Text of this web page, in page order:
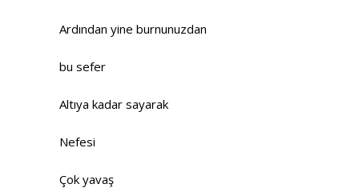
Ardından yine burnunuzdan
bu sefer
Altıya kadar sayarak
Nefesi
Çok yavaş